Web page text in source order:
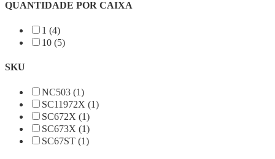
QUANTIDADE POR CAIXA
1 (4)
10 (5)
SKU
NC503 (1)
SC11972X (1)
SC672X (1)
SC673X (1)
SC67ST (1)